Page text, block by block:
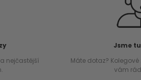
nejčastější
Jsme
Máte dotaz?
vám